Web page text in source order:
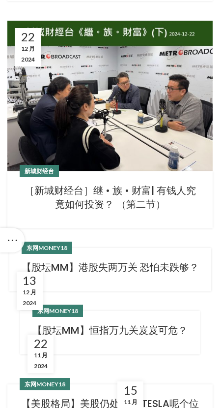
22
12 月
2024
新城财经台
［新城财经台］继 • 族 • 财富| 有钱人究
竟如何投资？ （第二节）
13
12 月
2024
东网MONEY18
【股坛MM】港股失两万关 恐怕未跌够？
22
11 月
2024
东网MONEY18
【股坛MM】恒指万九关岌岌可危？
15
11 月
东网MONEY18
【美股格局】美股仍处牛市 TESLA呢个位